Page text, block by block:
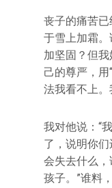
丧子的痛苦
于雪上加霜
加坚固？但
己的尊严，用
法我看不上。
我对他说：“
了，说明你
会失去什么
孩子。”谁料